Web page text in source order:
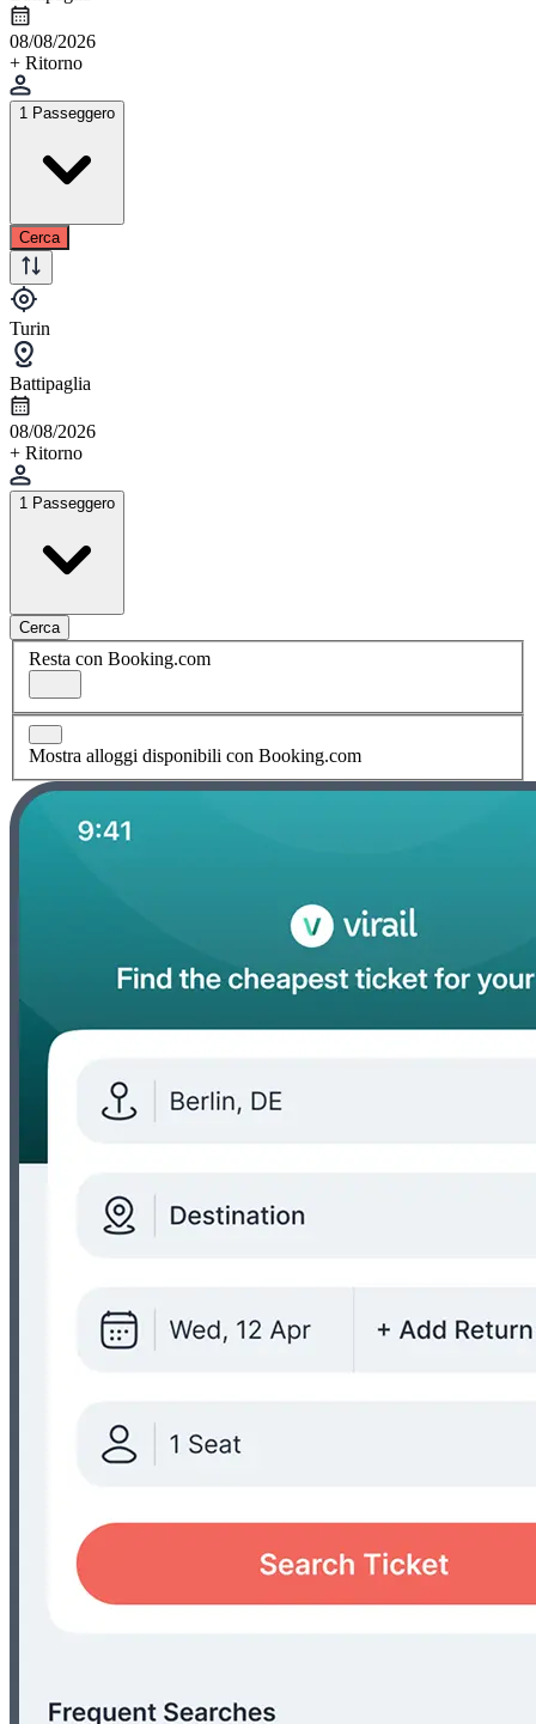
08/08/2026
+ Ritorno
1 Passeggero
Cerca
Turin
Battipaglia
08/08/2026
+ Ritorno
1 Passeggero
Cerca
Resta con Booking.com
Mostra alloggi disponibili con Booking.com